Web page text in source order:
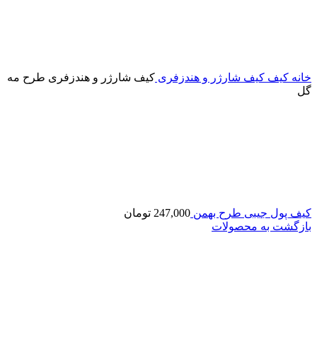
خانه کیف کیف شارژر و هندزفری کیف شارژر و هندزفری طرح مه
گل
کیف پول جیبی طرح بهمن 247,000 تومان
بازگشت به محصولات